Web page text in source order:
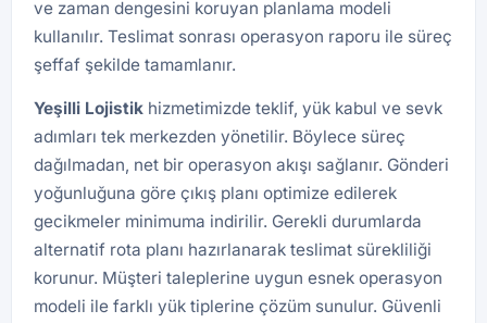
ve zaman dengesini koruyan planlama modeli
kullanılır. Teslimat sonrası operasyon raporu ile süreç
şeffaf şekilde tamamlanır.
Yeşilli Lojistik hizmetimizde teklif, yük kabul ve sevk
adımları tek merkezden yönetilir. Böylece süreç
dağılmadan, net bir operasyon akışı sağlanır. Gönderi
yoğunluğuna göre çıkış planı optimize edilerek
gecikmeler minimuma indirilir. Gerekli durumlarda
alternatif rota planı hazırlanarak teslimat sürekliliği
korunur. Müşteri taleplerine uygun esnek operasyon
modeli ile farklı yük tiplerine çözüm sunulur. Güvenli